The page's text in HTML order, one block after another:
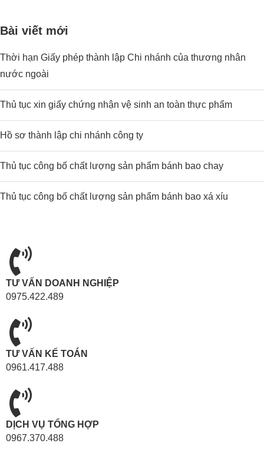
Bài viết mới
Thời hạn Giấy phép thành lập Chi nhánh của thương nhân
nước ngoài
Thủ tục xin giấy chứng nhận vệ sinh an toàn thực phẩm
Hồ sơ thành lập chi nhánh công ty
Thủ tục công bố chất lượng sản phẩm bánh bao chay
Thủ tục công bố chất lượng sản phẩm bánh bao xá xíu
TƯ VẤN DOANH NGHIỆP
0975.422.489
TƯ VẤN KẾ TOÁN
0961.417.488
DỊCH VỤ TỔNG HỢP
0967.370.488